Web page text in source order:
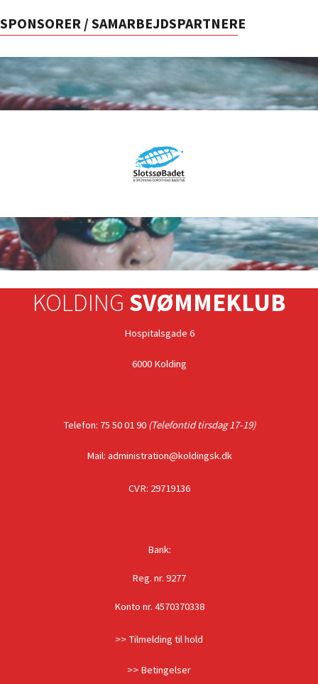
SPONSORER / SAMARBEJDSPARTNERE
KOLDING SVØMMEKLUB
Hospitalsgade 6
6000 Kolding
Telefon: 75 50 01 90 (Telefontid tirsdag 17-19)
Mail: administration@koldingsk.dk
CVR: 29719136
Bank:
Reg. nr. 9277
Konto nr. 4570370338
>> Tilmelding til hold
>> Betingelser